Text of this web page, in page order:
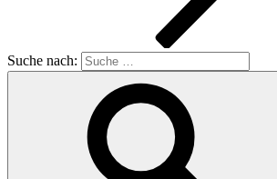
Suche nach: